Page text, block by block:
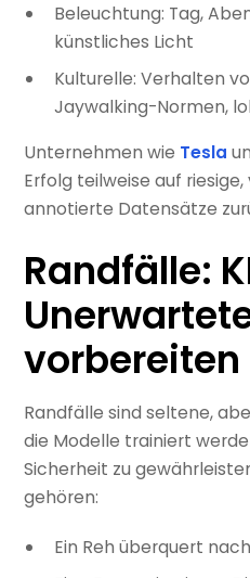
Beleuchtung: Tag,
künstliches Licht
Kulturelle: Verhalten
Jaywalking-Normen,
Unternehmen wie Tesla
Erfolg teilweise auf
annotierte Datensätze
Randfälle:
vorbereiten
Randfälle sind seltene,
die Modelle trainiert
Sicherheit zu
gehören:
Ein Reh überquert